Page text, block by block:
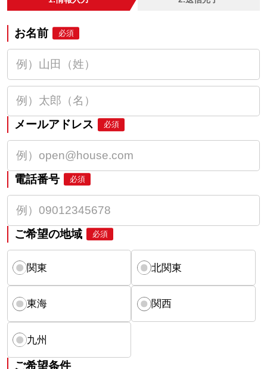
お名前 必須
メールアドレス 必須
電話番号 必須
ご希望の地域 必須
関東 北関東
東海 関西
九州
ご希望条件